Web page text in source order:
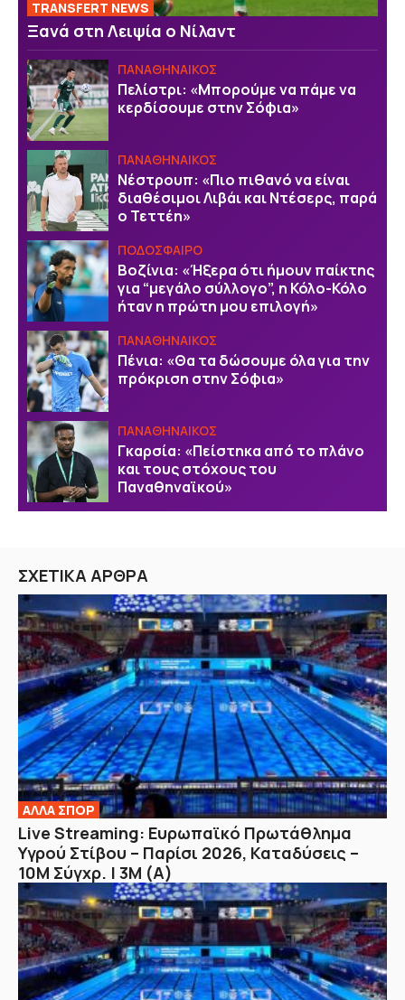
TRANSFERT NEWS
Ξανά στη Λειψία ο Νίλαντ
ΠΑΝΑΘΗΝΑΙΚΟΣ
Πελίστρι: «Μπορούμε να πάμε να
κερδίσουμε στην Σόφια»
ΠΑΝΑΘΗΝΑΙΚΟΣ
Νέστρουπ: «Πιο πιθανό να είναι
διαθέσιμοι Λιβάι και Ντέσερς, παρά
ο Τεττέη»
ΠΟΔΟΣΦΑΙΡΟ
Βοζίνια: «Ήξερα ότι ήμουν παίκτης
για “μεγάλο σύλλογο”, η Κόλο-Κόλο
ήταν η πρώτη μου επιλογή»
ΠΑΝΑΘΗΝΑΙΚΟΣ
Πένια: «Θα τα δώσουμε όλα για την
πρόκριση στην Σόφια»
ΠΑΝΑΘΗΝΑΙΚΟΣ
Γκαρσία: «Πείστηκα από το πλάνο
και τους στόχους του
Παναθηναϊκού»
ΣΧΕΤΙΚΑ ΑΡΘΡΑ
ΑΛΛΑ ΣΠΟΡ
Live Streaming: Ευρωπαϊκό Πρωτάθλημα
Υγρού Στίβου – Παρίσι 2026, Καταδύσεις –
10Μ Σύγχρ. | 3Μ (Α)